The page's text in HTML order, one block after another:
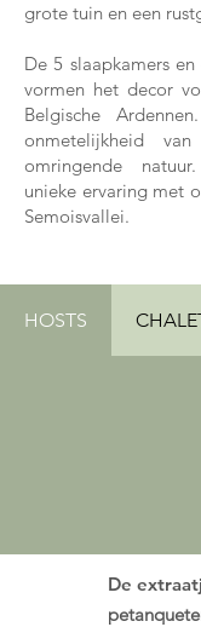
grote tuin en een
De 5 slaapkamers
vormen het decor
Belgische
onmetelijkheid
omringende
unieke ervaring met
Semoisvallei.
HOSTS
De